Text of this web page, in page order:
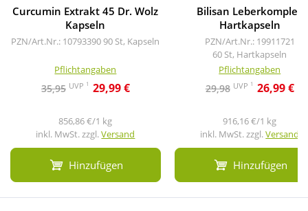
Curcumin Extrakt 45 Dr. Wolz
Kapseln
PZN/Art.Nr.: 1079339090 St, Kapseln
Pflichtangaben
35,95 UVP 1 29,99 €
856,86 €/1 kg
inkl. MwSt. zzgl.Versand
Hinzufügen
Bilisan Leberkomplex
Hartkapseln
PZN/Art.Nr.: 19911721
60 St, Hartkapseln
Pflichtangaben
29,98 UVP 1 26,99 €
916,16 €/1 kg
inkl. MwSt. zzgl.Versand
Hinzufügen